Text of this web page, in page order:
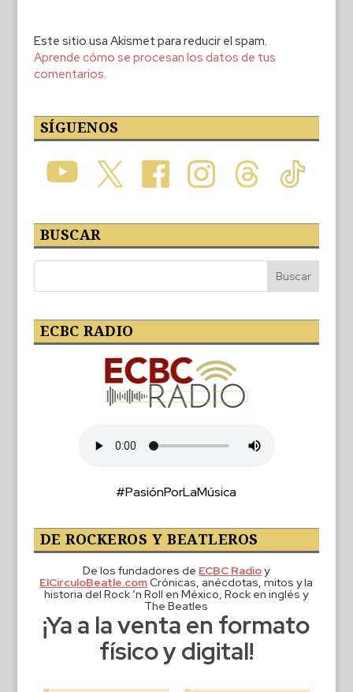
Este sitio usa Akismet para reducir el spam.
Aprende cómo se procesan los datos de tus
comentarios.
SÍGUENOS
BUSCAR
ECBC RADIO
#PasiónPorLaMúsica
DE ROCKEROS Y BEATLEROS
De los fundadores de ECBC Radioy
ElCirculoBeatle.comCrónicas, anécdotas, mitos y la
historia del Rock ‘n Roll en México, Rock en inglés y
The Beatles
¡Ya a la venta en formato
físico y digital!